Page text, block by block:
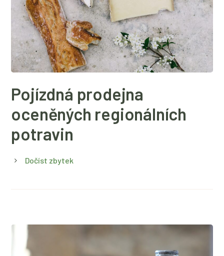
Pojízdná prodejna
oceněných regionálních
potravin
Dočíst zbytek